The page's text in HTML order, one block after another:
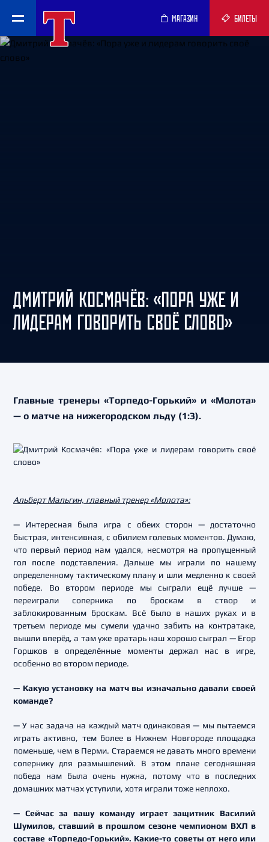
МАГАЗИН БИЛЕТЫ
ДМИТРИЙ КОСМАЧЁВ: «ПОРА УЖЕ И
ЛИДЕРАМ ГОВОРИТЬ СВОЁ СЛОВО»
Главные тренеры «Торпедо-Горький» и «Молота»
— о матче на нижегородском льду (1:3).
Альберт Мальгин, главный тренер «Молота»:
— Интересная была игра с обеих сторон — достаточно
быстрая, интенсивная, с обилием голевых моментов. Думаю,
что первый период нам удался, несмотря на пропущенный
гол после подставления. Дальше мы играли по нашему
определенному тактическому плану и шли медленно к своей
победе. Во втором периоде мы сыграли ещё лучше —
переиграли соперника по броскам в створ и
заблокированным броскам. Всё было в наших руках и в
третьем периоде мы сумели удачно забить на контратаке,
вышли вперёд, а там уже вратарь наш хорошо сыграл — Егор
Горшков в определённые моменты держал нас в игре,
особенно во втором периоде.
— Какую установку на матч вы изначально давали своей
команде?
— У нас задача на каждый матч одинаковая — мы пытаемся
играть активно, тем более в Нижнем Новгороде площадка
поменьше, чем в Перми. Стараемся не давать много времени
сопернику для размышлений. В этом плане сегодняшняя
победа нам была очень нужна, потому что в последних
домашних матчах уступили, хотя играли тоже неплохо.
— Сейчас за вашу команду играет защитник Василий
Шумилов, ставший в прошлом сезоне чемпионом ВХЛ в
составе «Торпедо-Горький». Какие-то советы от него или